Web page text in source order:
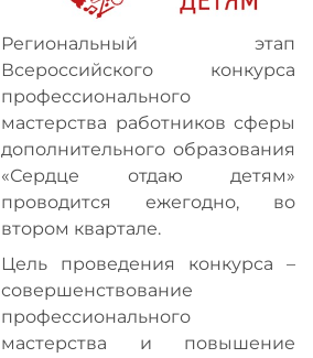
Региональный этап
Всероссийского конкурса
профессионального
мастерства работников сферы
дополнительного образования
«Сердце отдаю детям»
проводится ежегодно, во
втором квартале.
Цель проведения конкурса –
совершенствование
профессионального
мастерства и повышение